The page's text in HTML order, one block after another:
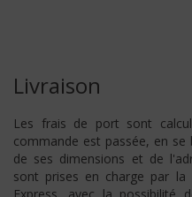
Livraison
Les frais de port sont
commande est passée, en
de ses dimensions et de
sont prises en charge par